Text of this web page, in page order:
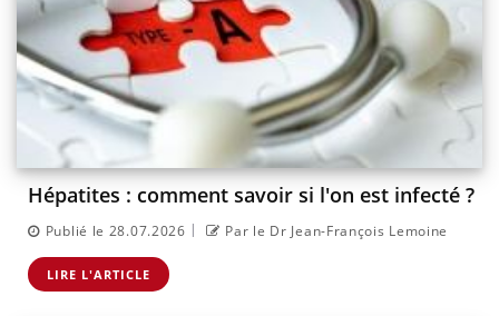
Hépatites : comment savoir si l'on est infecté ?
Publié le 28.07.2026 | Par le Dr Jean-François Lemoine
LIRE L'ARTICLE